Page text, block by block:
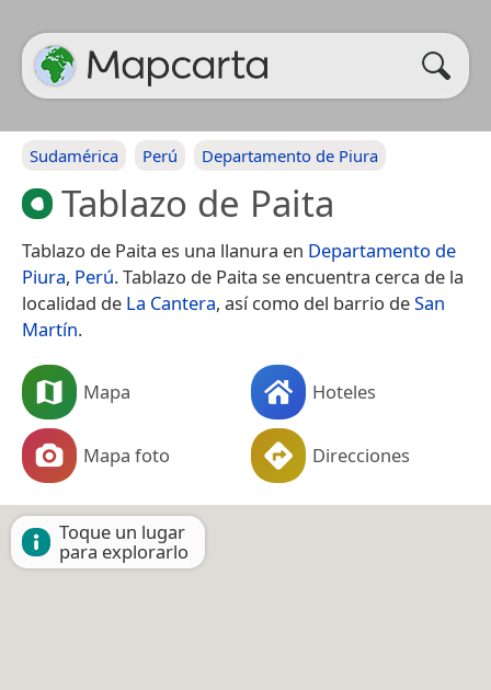
Sudamérica Perú Departamento de Piura
Tablazo de Paita
Tablazo de Paita es una llanura en Departamento de
Piura, Perú. Tablazo de Paita se encuentra cerca de la
localidad de La Cantera, así como del barrio deSan
Martín.
Mapa Hoteles
Mapa foto Direcciones
Toque un lugar
para explorarlo